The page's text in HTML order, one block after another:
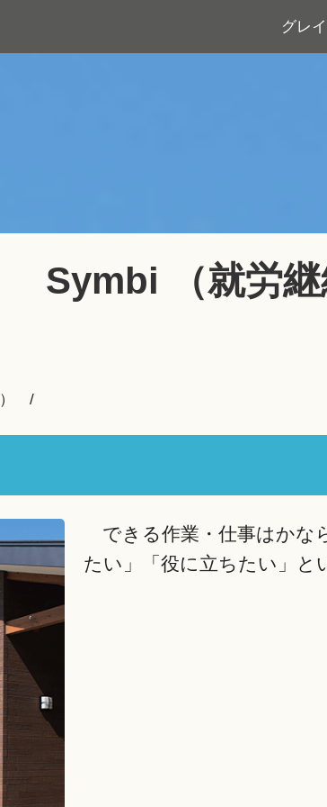
グレ
Symbi （就労継
できる作業・仕事はかな
たい」「役に立ちたい」と